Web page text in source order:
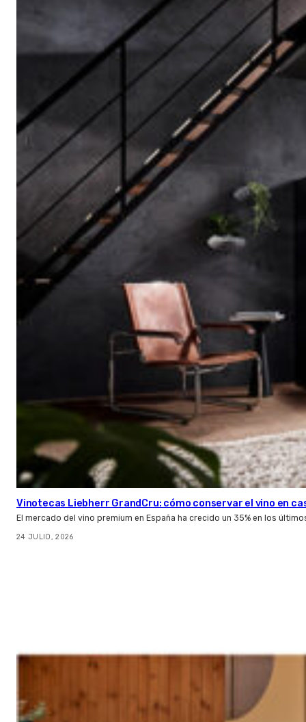
Vinotecas Liebherr GrandCru: cómo conservar el vino en
El mercado del vino premium en España ha crecido un 35% en los
24 JULIO, 2026